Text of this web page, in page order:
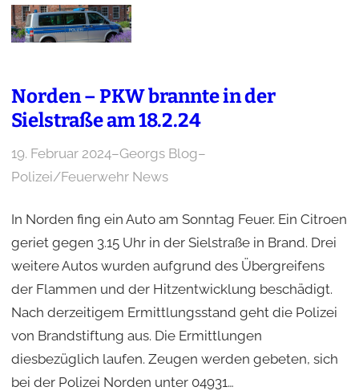
Norden – PKW brannte in der
Sielstraße am 18.2.24
19. Februar 2024–Georgs Blog–
Polizei/Feuerwehr News
In Norden fing ein Auto am Sonntag Feuer. Ein Citroen
geriet gegen 3.15 Uhr in der Sielstraße in Brand. Drei
weitere Autos wurden aufgrund des Übergreifens
der Flammen und der Hitzentwicklung beschädigt.
Nach derzeitigem Ermittlungsstand geht die Polizei
von Brandstiftung aus. Die Ermittlungen
diesbezüglich laufen. Zeugen werden gebeten, sich
bei der Polizei Norden unter 04931…